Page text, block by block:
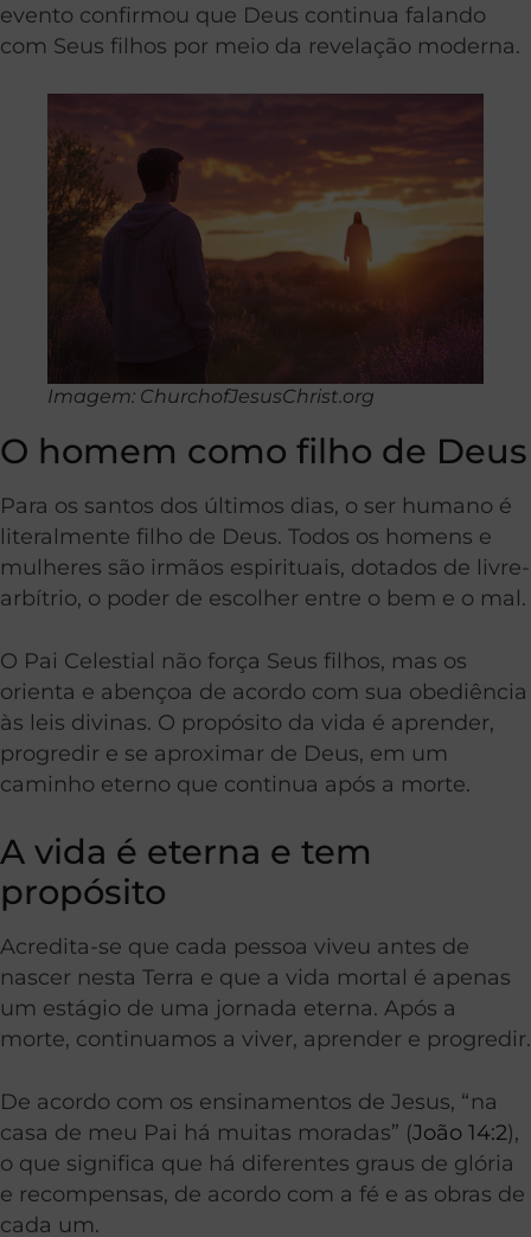
evento confirmou que Deus continua falando
com Seus filhos por meio da revelação moderna.
Imagem: ChurchofJesusChrist.org
O homem como filho de Deus
Para os santos dos últimos dias, o ser humano é
literalmente filho de Deus. Todos os homens e
mulheres são irmãos espirituais, dotados de livre-
arbítrio, o poder de escolher entre o bem e o mal.
O Pai Celestial não força Seus filhos, mas os
orienta e abençoa de acordo com sua obediência
às leis divinas. O propósito da vida é aprender,
progredir e se aproximar de Deus, em um
caminho eterno que continua após a morte.
A vida é eterna e tem
propósito
Acredita-se que cada pessoa viveu antes de
nascer nesta Terra e que a vida mortal é apenas
um estágio de uma jornada eterna. Após a
morte, continuamos a viver, aprender e progredir.
De acordo com os ensinamentos de Jesus, “na
casa de meu Pai há muitas moradas” (João 14:2),
o que significa que há diferentes graus de glória
e recompensas, de acordo com a fé e as obras de
cada um.